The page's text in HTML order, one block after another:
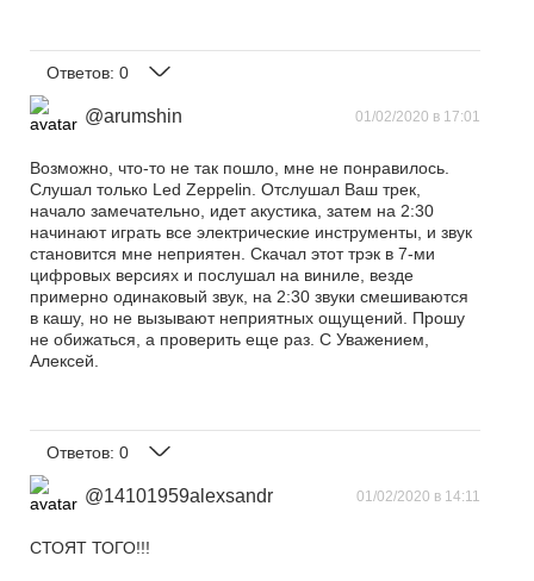
Ответов: 0
@arumshin 01/02/2020 в 17:01
Возможно, что-то не так пошло, мне не понравилось.
Слушал только Led Zeppelin. Отслушал Ваш трек,
начало замечательно, идет акустика, затем на 2:30
начинают играть все электрические инструменты, и звук
становится мне неприятен. Скачал этот трэк в 7-ми
цифровых версиях и послушал на виниле, везде
примерно одинаковый звук, на 2:30 звуки смешиваются
в кашу, но не вызывают неприятных ощущений. Прошу
не обижаться, а проверить еще раз. С Уважением,
Алексей.
Ответов: 0
@14101959alexsandr 01/02/2020 в 14:11
СТОЯТ ТОГО!!!